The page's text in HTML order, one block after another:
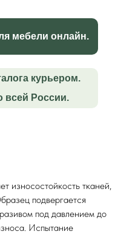
мебели онлайн.
курьером.
всей России.
износостойкость тканей,
подвергается
под давлением до
Испытание